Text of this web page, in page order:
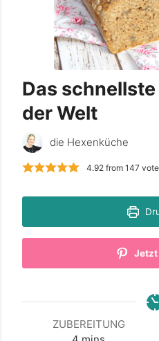
Das
der Welt
die Hexenküche
4.92from 147
Jetzt
ZUBEREITUNG